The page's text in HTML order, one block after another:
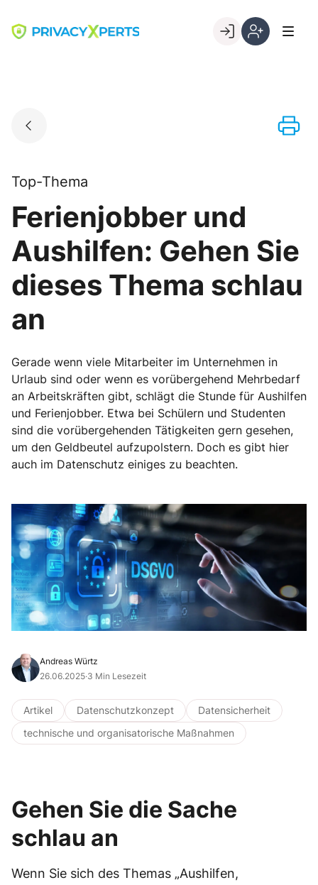
content
Go to landing page.
Top-Thema
Ferienjobber und
Aushilfen: Gehen Sie
dieses Thema schlau
an
Gerade wenn viele Mitarbeiter im Unternehmen in
Urlaub sind oder wenn es vorübergehend Mehrbedarf
an Arbeitskräften gibt, schlägt die Stunde für Aushilfen
und Ferienjobber. Etwa bei Schülern und Studenten
sind die vorübergehenden Tätigkeiten gern gesehen,
um den Geldbeutel aufzupolstern. Doch es gibt hier
auch im Datenschutz einiges zu beachten.
Andreas Würtz
26.06.2025·3 Min Lesezeit
Artikel Datenschutzkonzept
Datensicherheit
technische und organisatorische Maßnahmen
Gehen Sie die Sache
schlau an
Wenn Sie sich des Themas „Aushilfen,